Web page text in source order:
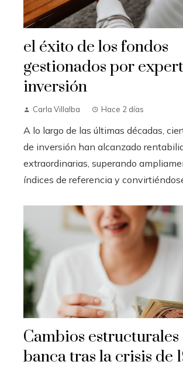
el éxito de los fondos
gestionados por
inversión
Carla Villalba Hace 2 días
A lo largo de las últimas décadas,
de inversión han alcanzado
extraordinarias, superando
índices de referencia y convirtiéndose
Cambios estructurales
banca tras la crisis de